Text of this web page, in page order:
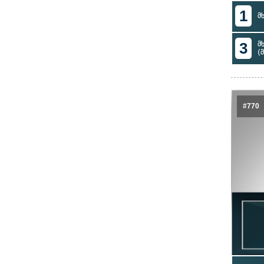
1
3
#770